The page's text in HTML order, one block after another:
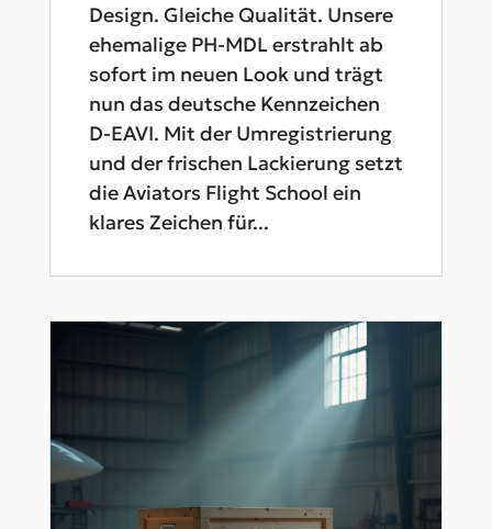
Design. Gleiche Qualität. Unsere
ehemalige PH-MDL erstrahlt ab
sofort im neuen Look und trägt
nun das deutsche Kennzeichen
D-EAVI. Mit der Umregistrierung
und der frischen Lackierung setzt
die Aviators Flight School ein
klares Zeichen für...